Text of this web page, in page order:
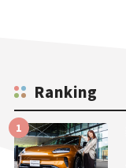
Ranking